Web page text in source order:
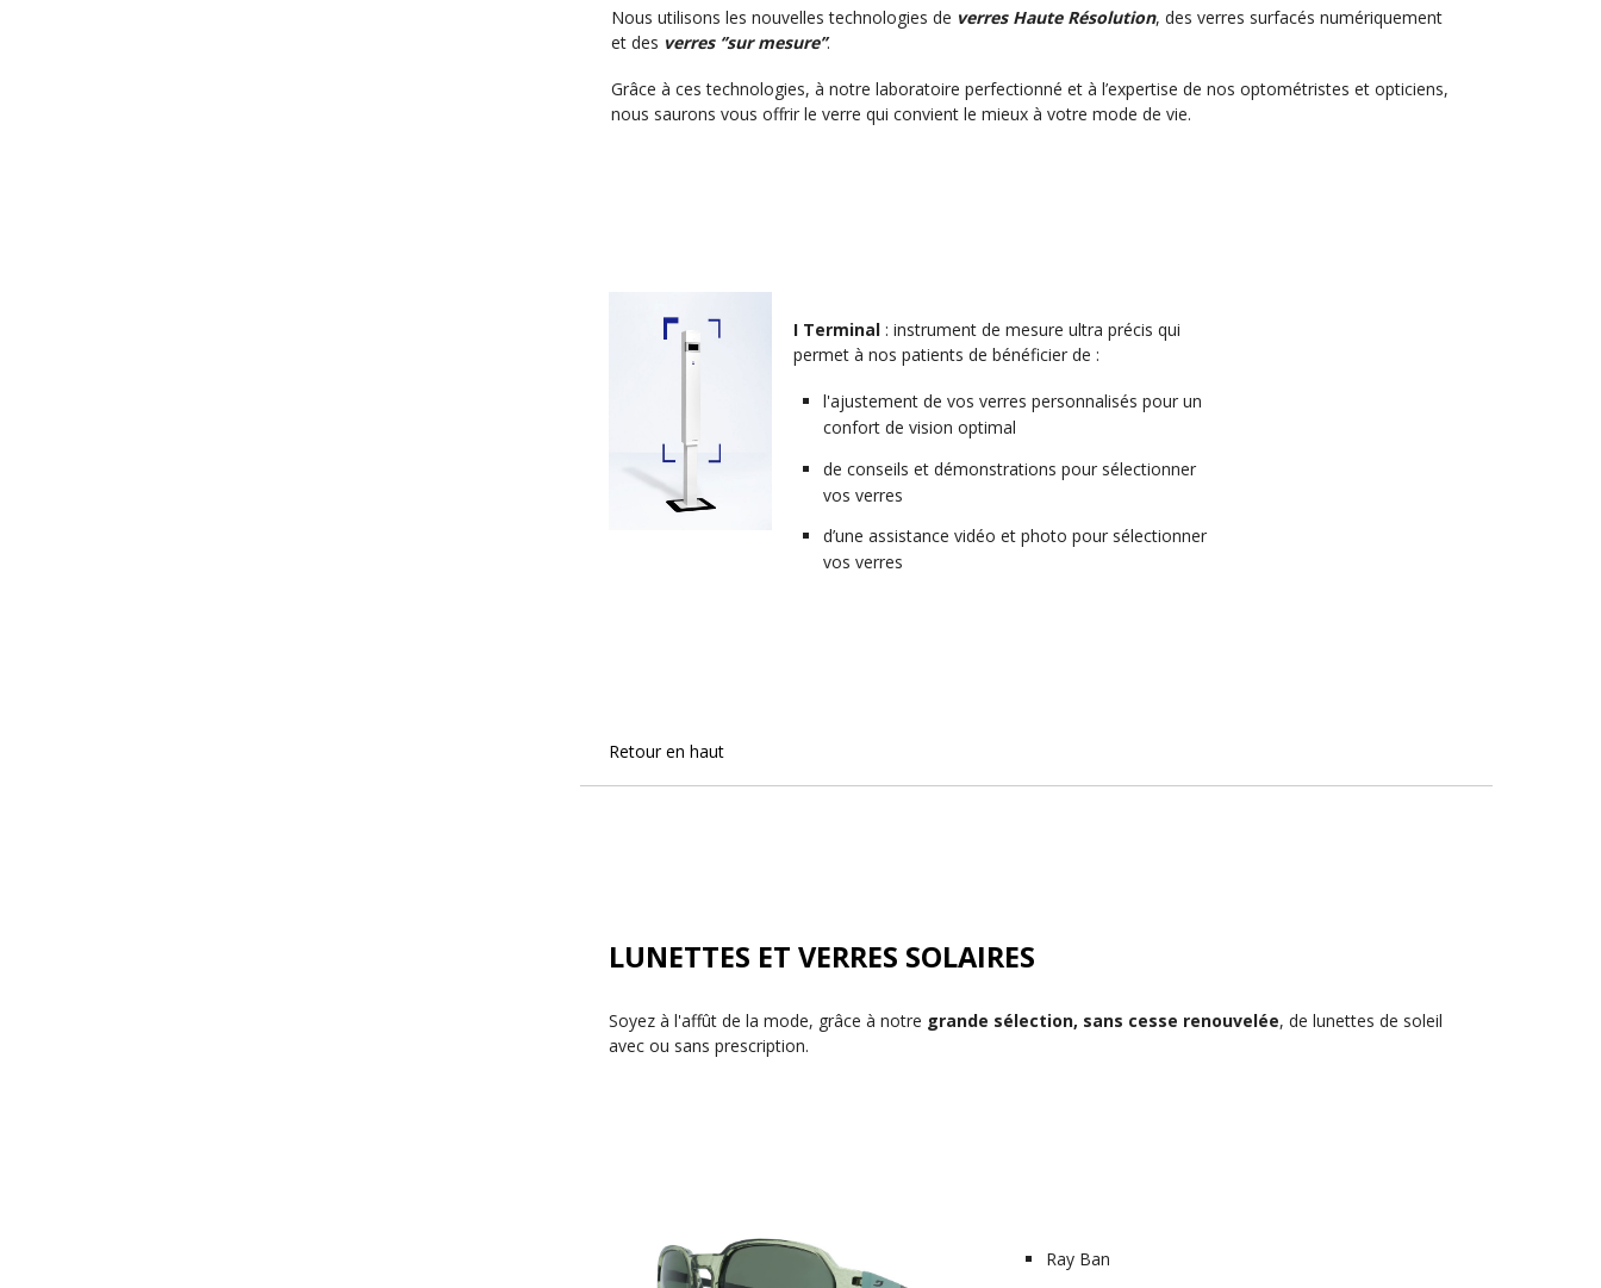
Nous utilisons les nouvelles technologies de verres Haute Résolution, des verres surfacés numériquement
et des verres ‘’sur mesure’’.
Grâce à ces technologies, à notre laboratoire perfectionné et à l’expertise de nos optométristes et opticiens,
nous saurons vous offrir le verre qui convient le mieux à votre mode de vie.
I Terminal: instrument de mesure ultra précis qui
permet à nos patients de bénéficier de :
l'ajustement de vos verres personnalisés pour un
confort de vision optimal
de conseils et démonstrations pour sélectionner
vos verres
d’une assistance vidéo et photo pour sélectionner
vos verres
Retour en haut
LUNETTES ET VERRES SOLAIRES
Soyez à l'affût de la mode, grâce à notre grande sélection, sans cesse renouvelée, de lunettes de soleil
avec ou sans prescription.
Ray Ban